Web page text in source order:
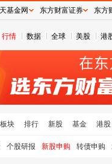
行情 数据 全球 美股 港
板块 排行 新股 基金 港股
个股研报 新股申购 转债申购
基金网 东方财富证券 东方